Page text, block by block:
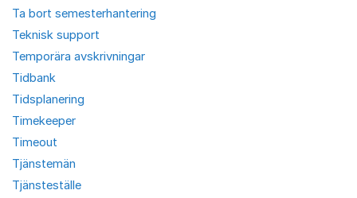
Ta bort semesterhantering
Teknisk support
Temporära avskrivningar
Tidbank
Tidsplanering
Timekeeper
Timeout
Tjänstemän
Tjänsteställe